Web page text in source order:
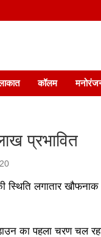
हिंदी में समाचार,
कॉलम
प्रभावित
स्थिति लगातार
का पहला चरण चल